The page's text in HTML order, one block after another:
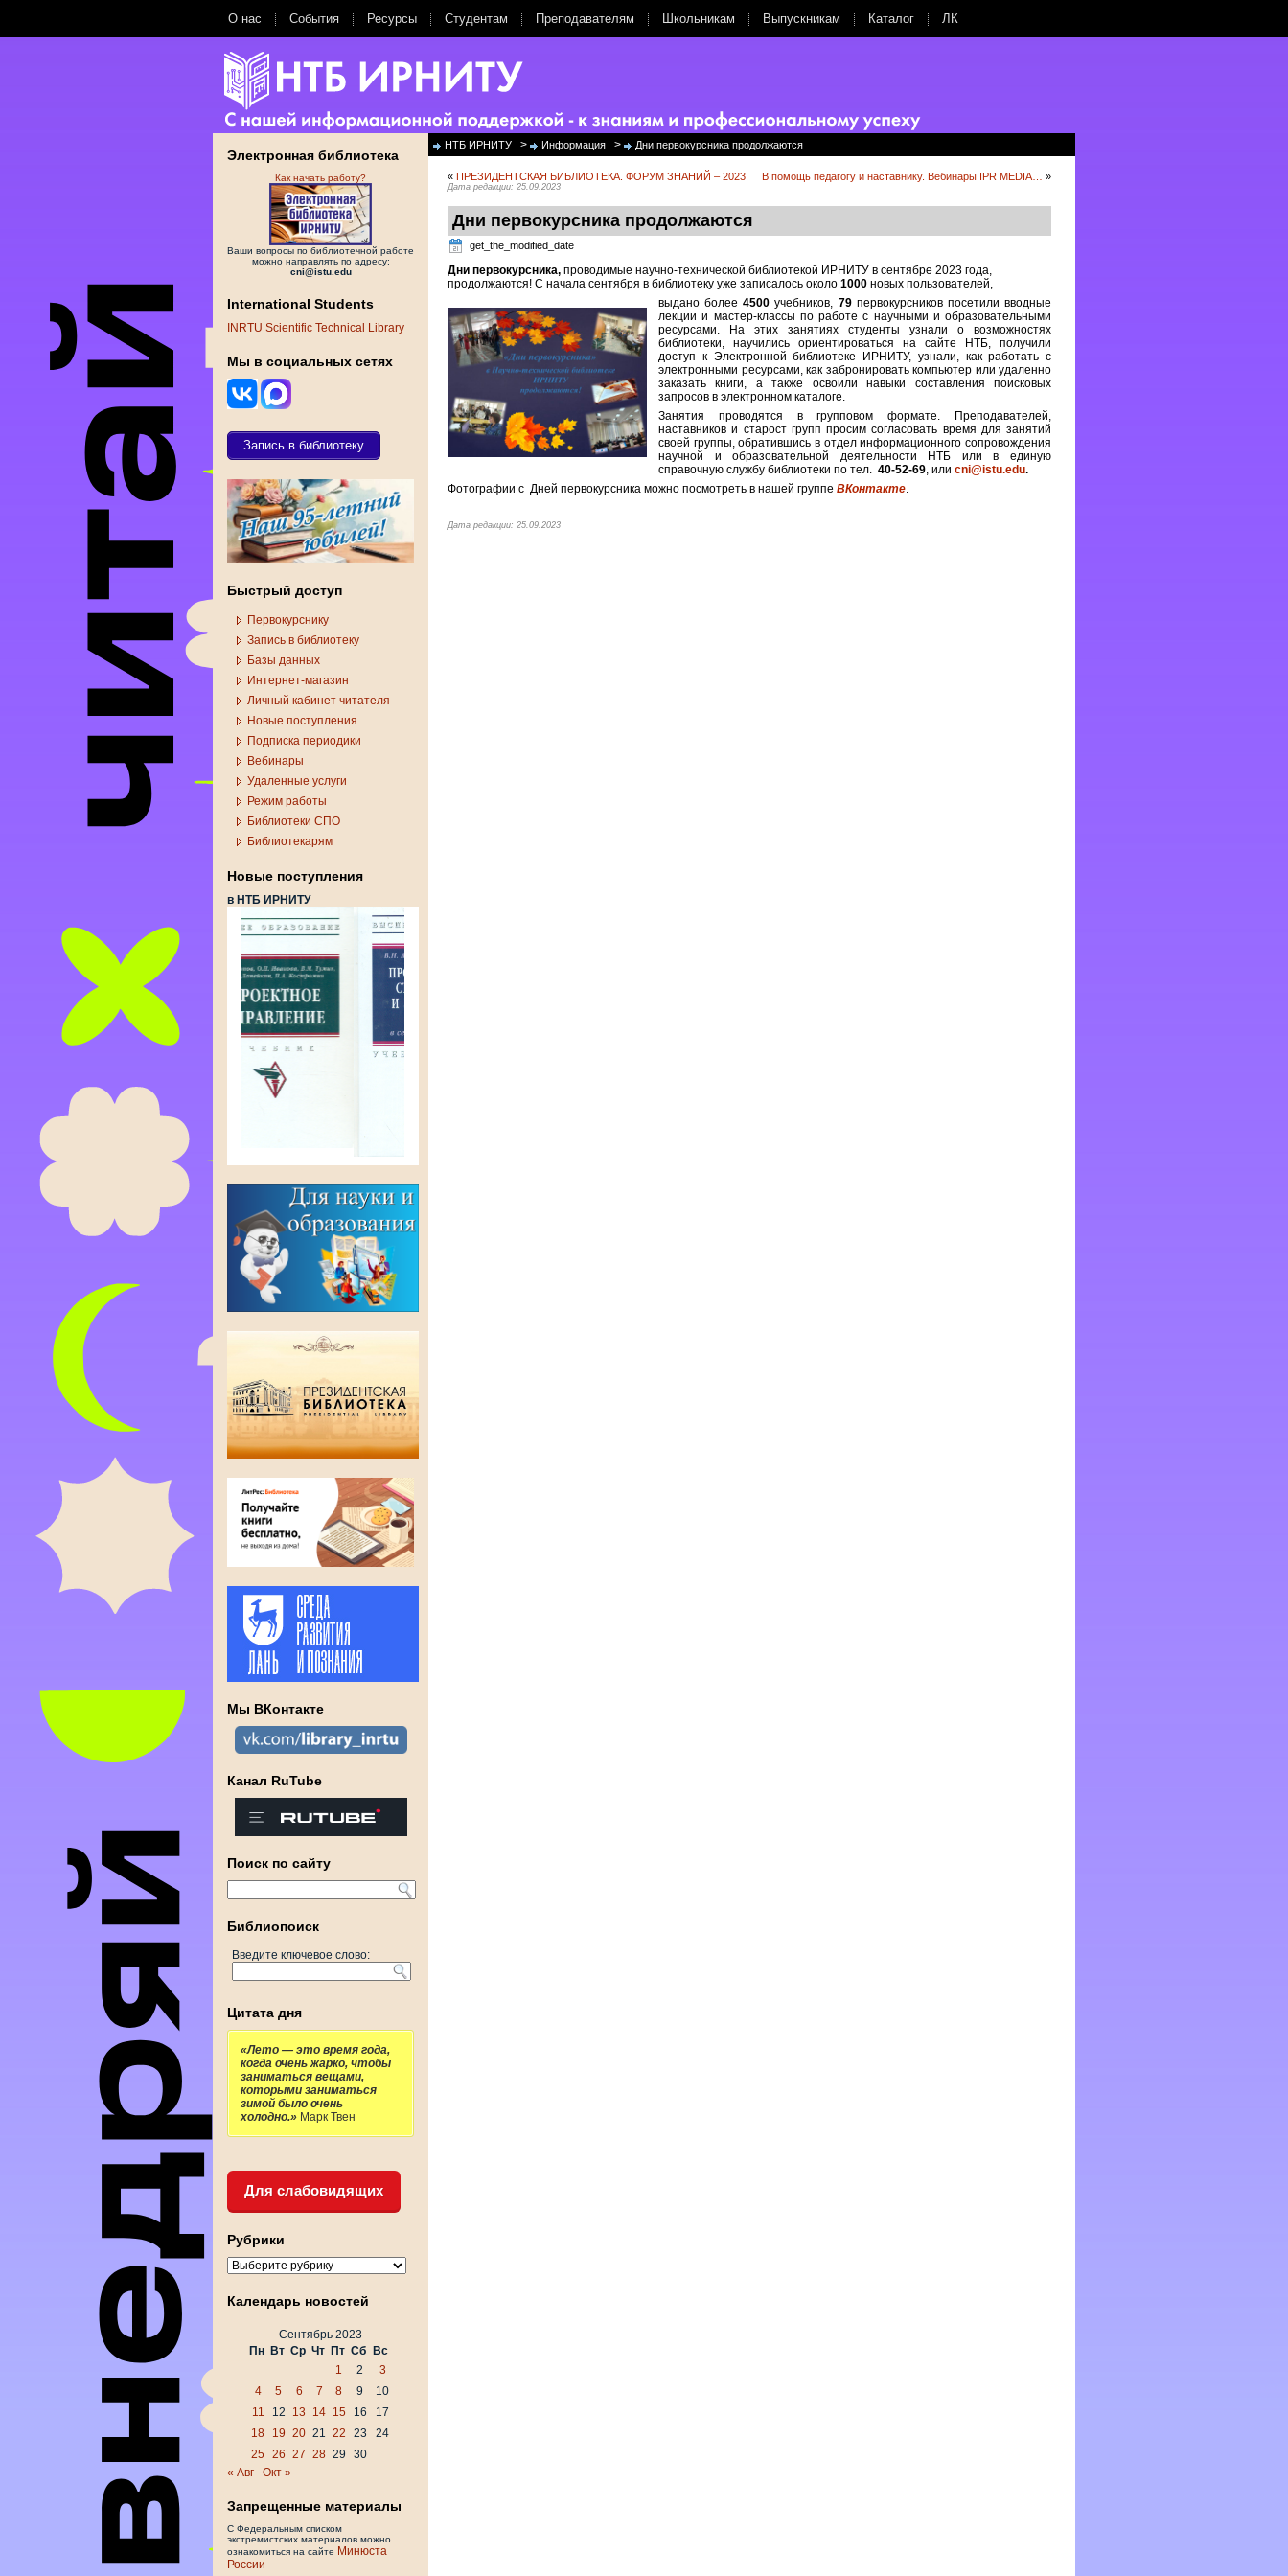
О нас События Ресурсы Студентам Преподавателям Школьникам Выпускникам Каталог ЛК
Электронная библиотека
Как начать работу?
Ваши вопросы по библиотечной работе
можно направлять по адресу:
cni@istu.edu
International Students
INRTU Scientific Technical Library
Мы в социальных сетях
Запись в библиотеку
Быстрый доступ
Первокурснику
Запись в библиотеку
Базы данных
Интернет-магазин
Личный кабинет читателя
Новые поступления
Подписка периодики
Вебинары
Удаленные услуги
Режим работы
Библиотеки СПО
Библиотекарям
Новые поступления
в НТБ ИРНИТУ
Мы ВКонтакте
Канал RuTube
Поиск по сайту
Библиопоиск
Введите ключевое слово:
Цитата дня
«Лето — это время года,
когда очень жарко, чтобы
заниматься вещами,
которыми заниматься
зимой было очень
холодно.» Марк Твен
Для слабовидящих
Рубрики
Рубрики
Календарь новостей
Сентябрь 2023
Пн Вт Ср Чт Пт Сб
Вс
1
2
3
4
5 6 7 8 9
10
11
12 13 14 15 16
17
18
19 20 21 22 23
24
25
26 27 28 29
30
« Авг
Окт »
Запрещенные материалы
С Федеральным списком
экстремистских материалов можно
ознакомиться на сайте Минюста
России
НТБ ИРНИТУ > Информация > Дни первокурсника продолжаются
« ПРЕЗИДЕНТСКАЯ БИБЛИОТЕКА. ФОРУМ ЗНАНИЙ – 2023 В помощь педагогу и наставнику. Вебинары IPR MEDIA… »
Дата редакции: 25.09.2023
Дни первокурсника продолжаются
get_the_modified_date
Дни первокурсника, проводимые научно-технической библиотекой ИРНИТУ в сентябре 2023 года,
продолжаются! С начала сентября в библиотеку уже записалось около 1000 новых пользователей,
выдано более4500 учебников, 79первокурсников посетили вводные
лекции и мастер-классы по работе с научными и образовательными
ресурсами. На этих занятиях студенты узнали о возможностях
библиотеки, научились ориентироваться на сайте НТБ, получили
доступ к Электронной библиотеке ИРНИТУ, узнали, как работать с
электронными ресурсами, как забронировать компьютер или удаленно
заказать книги, а также освоили навыки составления поисковых
запросов в электронном каталоге.
Занятия проводятся в групповом формате. Преподавателей,
наставников и старост групп просим согласовать время для занятий
своей группы, обратившись в отдел информационного сопровождения
научной и образовательной деятельности НТБ или в единую
справочную службу библиотеки по тел. 40-52-69, или cni@istu.edu.
Фотографии с Дней первокурсника можно посмотреть в нашей группе ВКонтакте.
Дата редакции: 25.09.2023